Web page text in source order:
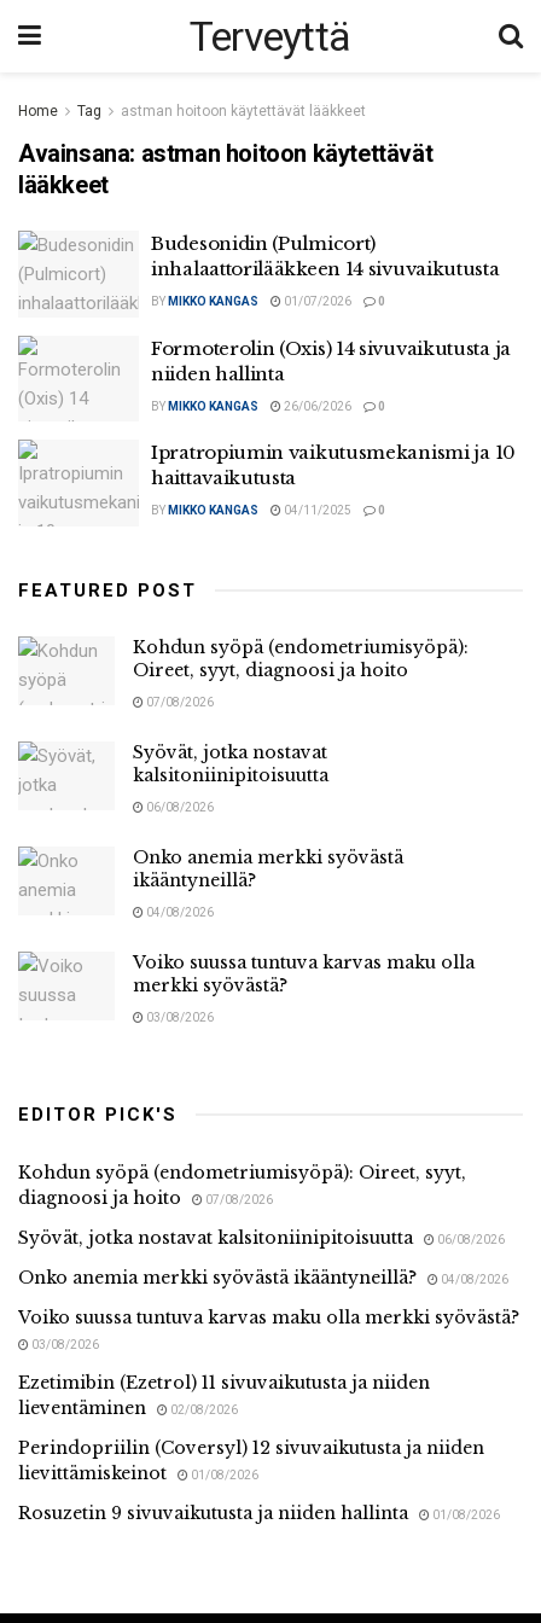
Terveyttä
Home Tag astman hoitoon käytettävät lääkkeet
Avainsana: astman hoitoon käytettävät
lääkkeet
Budesonidin (Pulmicort)
inhalaattorilääkkeen 14 sivuvaikutusta
BY MIKKO KANGAS 01/07/2026 0
Formoterolin (Oxis) 14 sivuvaikutusta ja
niiden hallinta
BY MIKKO KANGAS 26/06/2026 0
Ipratropiumin vaikutusmekanismi ja 10
haittavaikutusta
BY MIKKO KANGAS 04/11/2025 0
FEATURED POST
Kohdun syöpä (endometriumisyöpä):
Oireet, syyt, diagnoosi ja hoito
07/08/2026
Syövät, jotka nostavat
kalsitoniinipitoisuutta
06/08/2026
Onko anemia merkki syövästä
ikääntyneillä?
04/08/2026
Voiko suussa tuntuva karvas maku olla
merkki syövästä?
03/08/2026
EDITOR PICK'S
Kohdun syöpä (endometriumisyöpä): Oireet, syyt,
diagnoosi ja hoito
07/08/2026
Syövät, jotka nostavat kalsitoniinipitoisuutta 06/08/2026
Onko anemia merkki syövästä ikääntyneillä? 04/08/2026
Voiko suussa tuntuva karvas maku olla merkki syövästä?
03/08/2026
Ezetimibin (Ezetrol) 11 sivuvaikutusta ja niiden
lieventäminen
02/08/2026
Perindopriilin (Coversyl) 12 sivuvaikutusta ja niiden
lievittämiskeinot
01/08/2026
Rosuzetin 9 sivuvaikutusta ja niiden hallinta 01/08/2026